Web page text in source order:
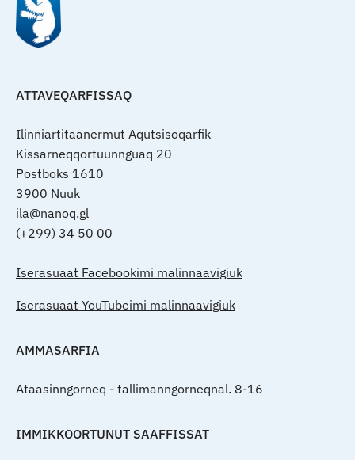
ATTAVEQARFISSAQ
Ilinniartitaanermut Aqutsisoqarfik
Kissarneqqortuunnguaq 20
Postboks 1610
3900 Nuuk
ila@nanoq.gl
(+299) 34 50 00
Iserasuaat Facebookimi malinnaavigiuk
Iserasuaat YouTubeimi malinnaavigiuk
AMMASARFIA
Ataasinngorneq - tallimanngorneqnal. 8-16
IMMIKKOORTUNUT SAAFFISSAT